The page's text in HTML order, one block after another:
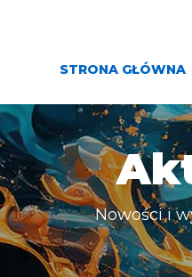
STRONA GŁÓWNA
Nowości i